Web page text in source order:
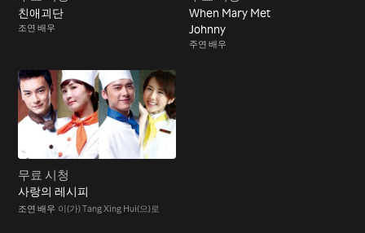
친애괴단
조연 배우
When Mary Met
Johnny
주연 배우
무료 시청
사랑의 레시피
조연 배우 이(가) Tang Xing Hui(으)로